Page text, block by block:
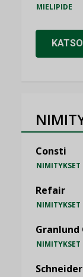
MIELIPIDE
Consti
NIMITYKSET
Refair
NIMITYKSET
Granlund
NIMITYKSET